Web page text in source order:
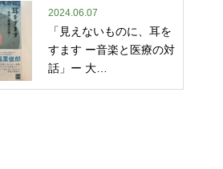
2024.06.07
「見えないものに、耳を
すます ー音楽と医療の対
話」ー 大…